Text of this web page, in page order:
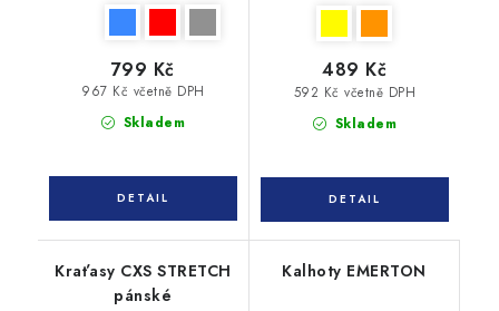
Skladem
967 Kč včetně DPH
799 Kč
Skladem
592 Kč včetně DPH
489 Kč
Kraťasy CXS STRETCH
pánské
Kalhoty EMERTON